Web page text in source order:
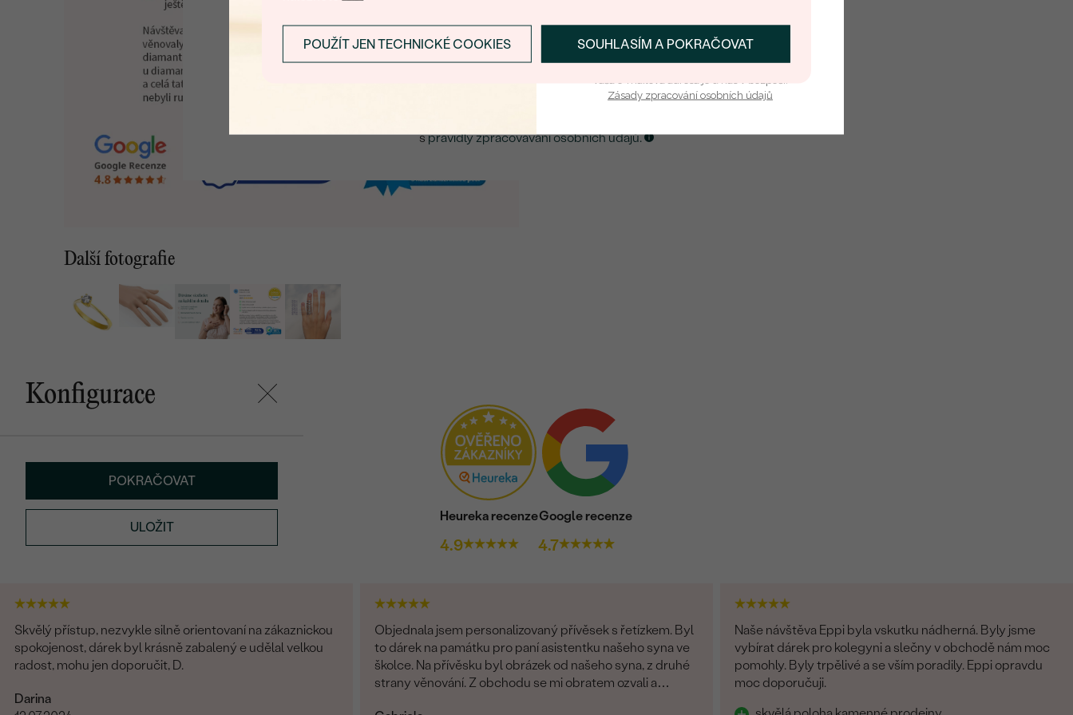
SOUHLASÍM A POKRAČOVAT
POUŽÍT JEN TECHNICKÉ COOKIES
Další fotografie
Konfigurace
POKRAČOVAT
ULOŽIT
Heureka recenze
4.9
Google recenze
4.7
Skvělý přístup, nezvykle silně orientovaní na zákaznickou
spokojenost, dárek byl krásně zabalený e udělal velkou
radost, mohu jen doporučit, D.
Darina
Objednala jsem personalizovaný přívěsek s řetízkem. Byl
to dárek na památku pro paní asistentku našeho syna ve
školce. Na přívěsku byl obrázek od našeho syna, z druhé
strany věnování. Z obchodu se mi obratem ozvali a
Naše návštěva Eppi byla vskutku nádherná. Byly jsme
vybírat dárek pro kolegyni a slečny v obchodě nám moc
pomohly. Byly trpělivé a se vším poradily. Eppi opravdu
moc doporučuji.
ZASLAT UPOZORNĚNÍ NA TENTO
spravidly zpracovávání osobních údajů.
PŘIHLÁSIT SE A ZÍSKAT SLEVU
Zásady zpracování osobních údajů